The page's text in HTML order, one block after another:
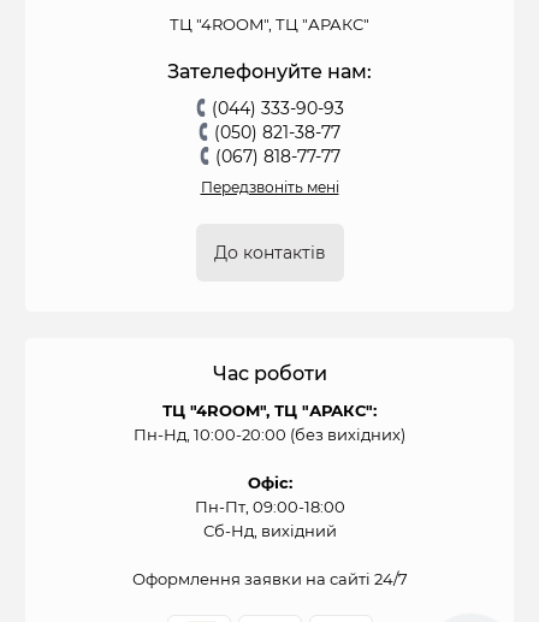
ТЦ "4ROOM", ТЦ "АРАКС"
Зателефонуйте нам:
(044) 333-90-93
(050) 821-38-77
(067) 818-77-77
Передзвоніть мені
До контактів
Час роботи
ТЦ "4ROOM", ТЦ "АРАКС":
Пн-Нд, 10:00-20:00 (без вихідних)
Офіс:
Пн-Пт, 09:00-18:00
Сб-Нд, вихідний
Оформлення заявки на сайті 24/7